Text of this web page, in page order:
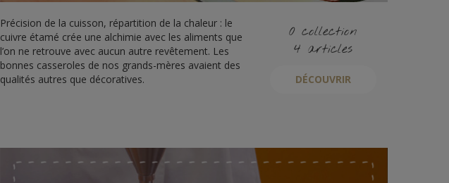
Précision de la cuisson, répartition de la chaleur : le
cuivre étamé crée une alchimie avec les aliments que
l’on ne retrouve avec aucun autre revêtement. Les
bonnes casseroles de nos grands-mères avaient des
qualités autres que décoratives.
0 collection
4 articles
DÉCOUVRIR